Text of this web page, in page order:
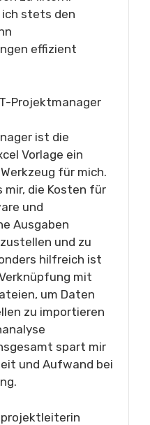
ich stets den
effizient
Projektmanager
ist die
Vorlage ein
für mich.
mir, die Kosten für
und
Ausgaben
und zu
hilfreich ist
mit
um Daten
zu importieren
spart mir
und Aufwand bei